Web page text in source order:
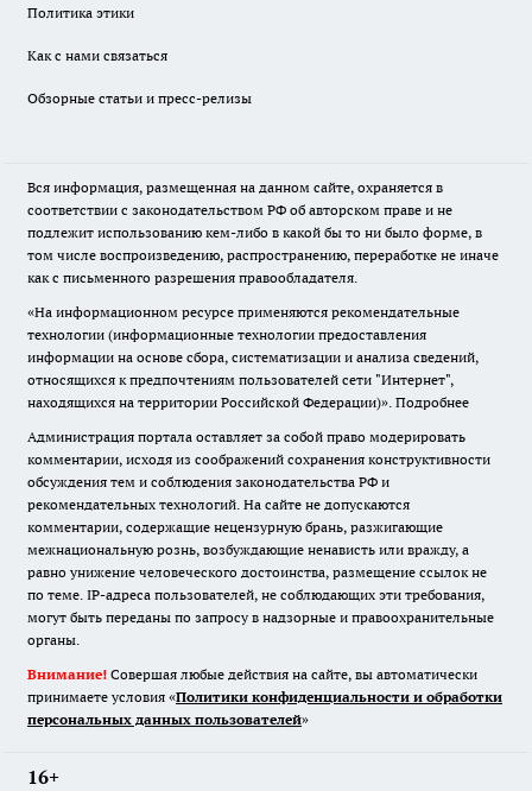
Политика этики
Как с нами связаться
Обзорные статьи и пресс-релизы
Вся информация, размещенная на данном сайте, охраняется в
соответствии с законодательством РФ об авторском праве и не
подлежит использованию кем-либо в какой бы то ни было форме, в
том числе воспроизведению, распространению, переработке не иначе
как с письменного разрешения правообладателя.
«На информационном ресурсе применяются рекомендательные
технологии (информационные технологии предоставления
информации на основе сбора, систематизации и анализа сведений,
относящихся к предпочтениям пользователей сети "Интернет",
находящихся на территории Российской Федерации)». Подробнее
Администрация портала оставляет за собой право модерировать
комментарии, исходя из соображений сохранения конструктивности
обсуждения тем и соблюдения законодательства РФ и
рекомендательных технологий. На сайте не допускаются
комментарии, содержащие нецензурную брань, разжигающие
межнациональную рознь, возбуждающие ненависть или вражду, а
равно унижение человеческого достоинства, размещение ссылок не
по теме. IP-адреса пользователей, не соблюдающих эти требования,
могут быть переданы по запросу в надзорные и правоохранительные
органы.
Внимание! Совершая любые действия на сайте, вы автоматически
принимаете условия «Политики конфиденциальности и обработки
персональных данных пользователей»
16+